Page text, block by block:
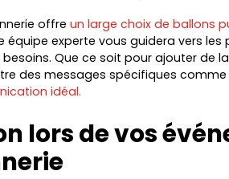
offre un large choix de ballons
équipe experte vous guidera vers les
Que ce soit pour ajouter de
des messages spécifiques
idéal.
lors de vos